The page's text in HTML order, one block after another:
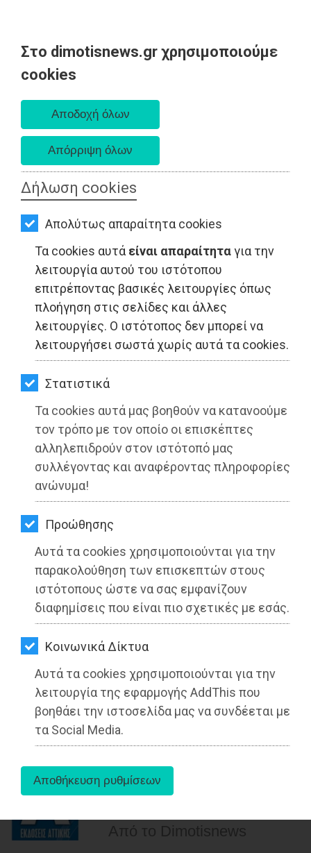
Στο dimotisnews.gr χρησιμοποιούμε
cookies
Δήλωση cookies
Απολύτως απαραίτητα cookies
Τα cookies αυτά είναι απαραίτηταγια την
λειτουργία αυτού του ιστότοπου
επιτρέποντας βασικές λειτουργίες όπως
πλοήγηση στις σελίδες και άλλες
λειτουργίες. Ο ιστότοπος δεν μπορεί να
λειτουργήσει σωστά χωρίς αυτά τα cookies.
Στατιστικά
Τα cookies αυτά μας βοηθούν να κατανοούμε
τον τρόπο με τον οποίο οι επισκέπτες
αλληλεπιδρούν στον ιστότοπό μας
συλλέγοντας και αναφέροντας πληροφορίες
ανώνυμα!
Προώθησης
Αυτά τα cookies χρησιμοποιούνται για την
παρακολούθηση των επισκεπτών στους
ιστότοπους ώστε να σας εμφανίζουν
διαφημίσεις που είναι πιο σχετικές με εσάς.
Kοινωνικά Δίκτυα
Αυτά τα cookies χρησιμοποιούνται για την
λειτουργία της εφαρμογής AddThis που
βοηθάει την ιστοσελίδα μας να συνδέεται με
τα Social Media.
AΡΧΙΚΗ
ΕΙΔΗΣΕΙΣ
ΠΟΛΙΤΙΚΗ
ΤΟΠΙΚΗ
ΑΥΤΟΔΙΟΙΚΗΣΗ
ΟΙΚΟΝΟΜΙΑ
ΑΘΛΗΤΙΣΜΟΣ
ΠΟΛΙΤΙΣΜΟΣ
ΣΠΙΤΙ-
ΚΗΠΟΣ
ΥΓΕΙΑ
LIFESTYLE
ΤΑΞΙΔΙΑ
ΕΞΟΔΟΣ
ΠΕΡΙΒΑΛΛΟΝ
ΚΑΤΟΙΚΙΔΙΟ
ΑΓΓΕΛΙΕΣ
ΕΦΗΜΕΡΙΔΕΣ
OΔΗΓΟΣ
ΑΓΟΡΑΣ
ΨΙΘΥΡΟΙ
ΑΠΟΣΤΟΛΗ
ΑΡΘΡΩΝ
ΤΟΠΙΚΗ ΑΥΤΟΔΙΟΙΚΗΣΗ - Μαραθώνας
Πιστοποίηση των ανοιχτών
αθλητικών χώρων και των αθλητικών
χώρων των σχολικών μονάδων του
Δήμου Μαραθώνος
Διαβάστηκε 3224 φορές
Από τo Dimotisnews